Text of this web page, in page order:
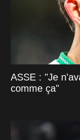
ASSE : "Je
comme ça"